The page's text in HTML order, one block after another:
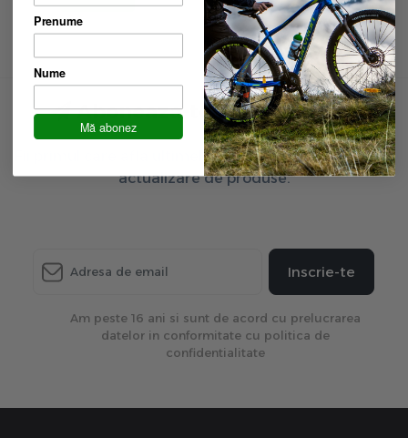
Aboneaza-te la newsletter
Fii primul care afla ultimele oferte exclusive și ultima
actualizare de produse.
Inscrie-te
Am peste 16 ani si sunt de acord cu prelucrarea
datelor in conformitate cu politica de
confidentialitate
Prenume
Nume
Mă abonez